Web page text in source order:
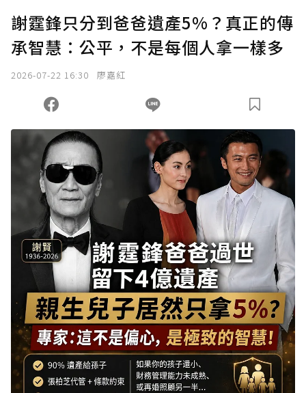
謝霆鋒只分到爸爸遺產5%？真正的傳
承智慧：公平，不是每個人拿一樣多
2026-07-22 16:30 廖嘉紅